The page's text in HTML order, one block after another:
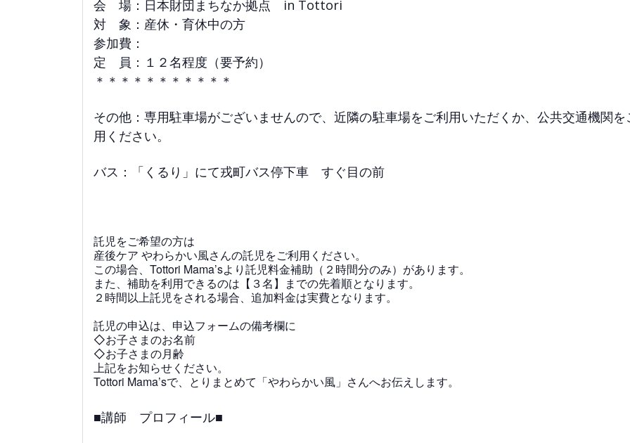
会 場：日本財団まちなか拠点 in Tottori
対 象：産休・育休中の方
参加費：
定 員：１２名程度（要予約）
＊＊＊＊＊＊＊＊＊＊＊
その他：専用駐車場がございませんので、近隣の駐車場をご利用いただくか、公共交通機関を
用ください。
バス：「くるり」にて戎町バス停下車 すぐ目の前
託児をご希望の方は
産後ケア やわらかい風さんの託児をご利用ください。
この場合、Tottori Mama’sより託児料金補助（２時間分のみ）があります。
また、補助を利用できるのは【３名】までの先着順となります。
２時間以上託児をされる場合、追加料金は実費となります。
託児の申込は、申込フォームの備考欄に
◇お子さまのお名前
◇お子さまの月齢
上記をお知らせください。
Tottori Mama’sで、とりまとめて「やわらかい風」さんへお伝えします。
■講師 プロフィール■